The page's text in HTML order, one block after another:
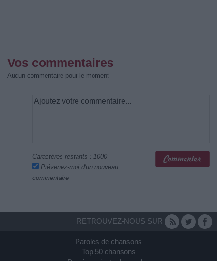
Vos commentaires
Aucun commentaire pour le moment
Caractères restants : 1000
Prévenez-moi d'un nouveau
commentaire
RETROUVEZ-NOUS SUR
Paroles de chansons
Top 50 chansons